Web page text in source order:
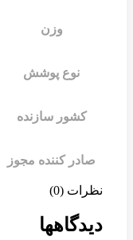
وزن
نوع پوشش
کشور سازنده
صادر کننده مجوز
نظرات (0)
دیدگاهها